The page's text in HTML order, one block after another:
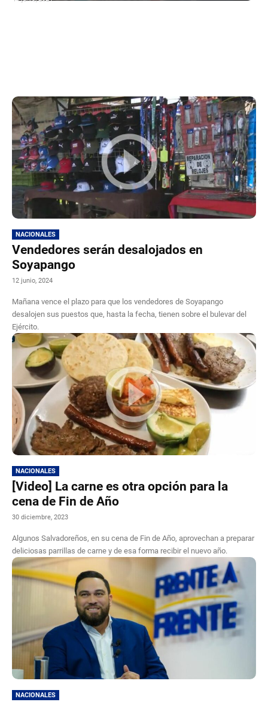
NACIONALES
Vendedores serán desalojados en
Soyapango
12 junio, 2024
Mañana vence el plazo para que los vendedores de Soyapango
desalojen sus puestos que, hasta la fecha, tienen sobre el bulevar del
Ejército.
NACIONALES
[Video] La carne es otra opción para la
cena de Fin de Año
30 diciembre, 2023
Algunos Salvadoreños, en su cena de Fin de Año, aprovechan a preparar
deliciosas parrillas de carne y de esa forma recibir el nuevo año.
NACIONALES